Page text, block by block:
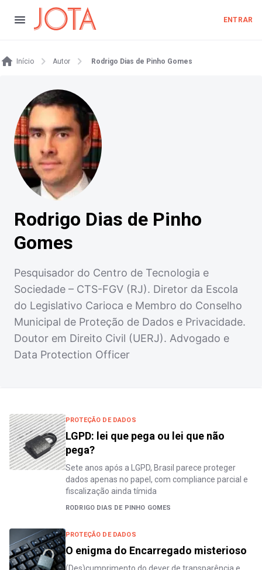
ENTRAR
Início Autor Rodrigo Dias de Pinho Gomes
Rodrigo Dias de Pinho
Gomes
Pesquisador do Centro de Tecnologia e
Sociedade – CTS-FGV (RJ). Diretor da Escola
do Legislativo Carioca e Membro do Conselho
Municipal de Proteção de Dados e Privacidade.
Doutor em Direito Civil (UERJ). Advogado e
Data Protection Officer
PROTEÇÃO DE DADOS
LGPD: lei que pega ou lei que não
pega?
Sete anos após a LGPD, Brasil parece proteger
dados apenas no papel, com compliance parcial e
fiscalização ainda tímida
RODRIGO DIAS DE PINHO GOMES
PROTEÇÃO DE DADOS
O enigma do Encarregado misterioso